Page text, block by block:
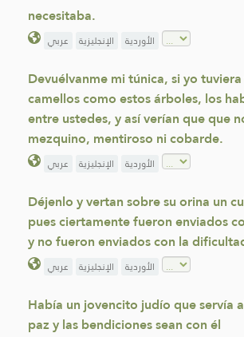
necesitaba.
عربي الإنجليزية الأوردية
Devuélvanme mi túnica, si yo
camellos como estos árboles, los
entre ustedes, y así verían que que
mezquino, mentiroso ni cobarde.
عربي الإنجليزية الأوردية
Déjenlo y vertan sobre su orina un
pues ciertamente fueron enviados
y no fueron enviados con la
عربي الإنجليزية الأوردية
Había un jovencito judío que servía
paz y las bendiciones sean con él